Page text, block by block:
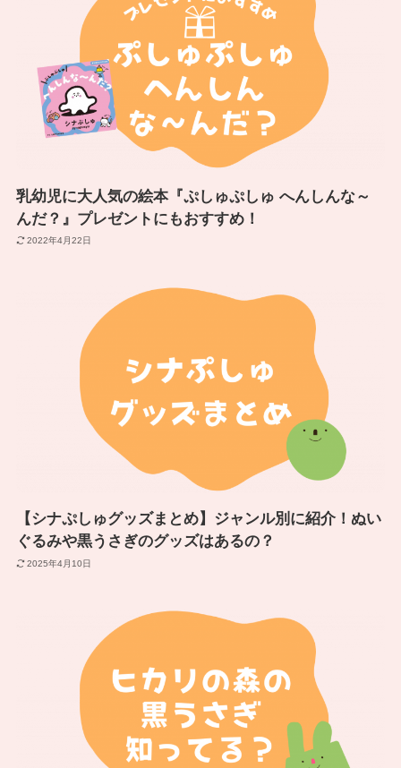
乳幼児に大人気の絵本『ぷしゅぷしゅ へんしんな～
んだ？』プレゼントにもおすすめ！
2022年4月22日
【シナぷしゅグッズまとめ】ジャンル別に紹介！ぬい
ぐるみや黒うさぎのグッズはあるの？
2025年4月10日